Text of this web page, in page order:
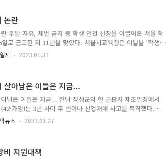
논란
두발 자유, 체벌 금지 등 학생 인권 신장을 이끌어온 서울 학
로 공포된 지 11년을 맞았다. 서울시교육청은 이날을 ‘학생인
매년 기념식을 열고 있지만, 정작 학생인권조례는 ‘폐지’ 위기
련기사 빗나간 ‘사랑의 매’ 돌아오나
지 2023.01.31
살아남은 이들은 지금...
남은 이들은 지금... 전남 장성군의 한 골판지 제조업장에서
가명)는 3년 사이 두 번이나 산업재해 사고를 목격했다.
동료 노동자가 박스 조립 고속 컨베이어벨트에 오른팔이 끼어
2021년 11월30일에는 같은 라인 후공정에서 동료가 떨어진 박
이 됐다”
뉴스 2023.01.27
비 지원대책